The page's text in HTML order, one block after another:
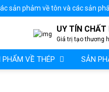
sản phảm về tôn và các sản
UY TÍN CHẤT
Giá trị tạo thương
PHẨM VỀ THÉP SẢN